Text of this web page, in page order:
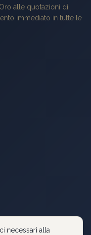
alle quotazioni di
immediato in tutte le
necessari alla